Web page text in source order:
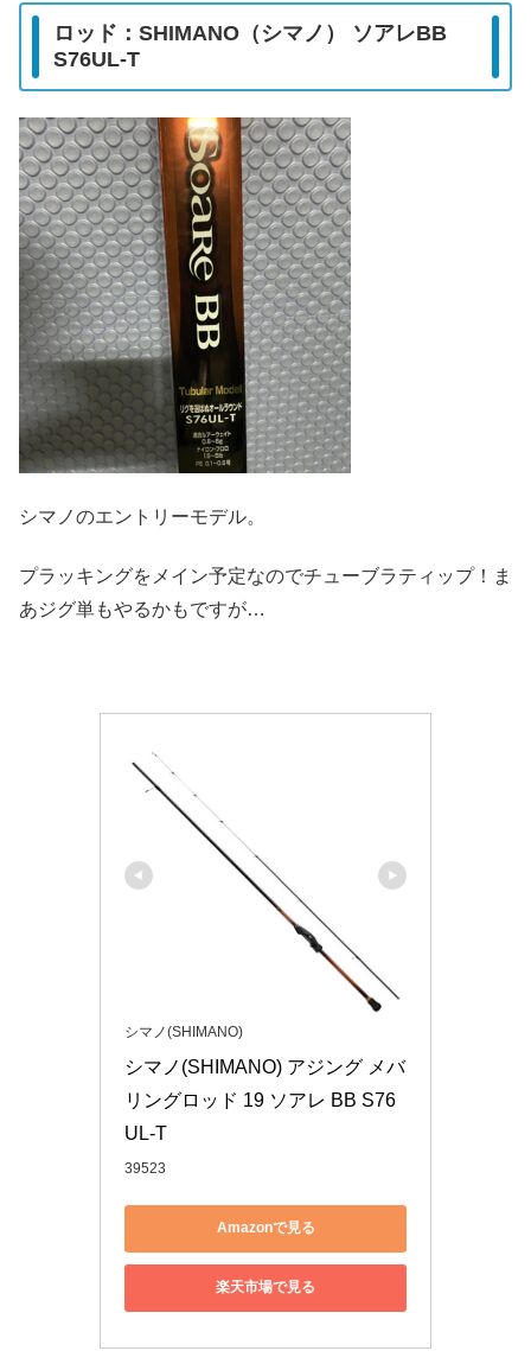
ロッド：SHIMANO（シマノ） ソアレBB
S76UL-T
シマノのエントリーモデル。
プラッキングをメイン予定なのでチューブラティップ！ま
あジグ単もやるかもですが…
シマノ(SHIMANO)
シマノ(SHIMANO) アジング メバ
リングロッド 19 ソアレ BB S76
UL-T
39523
Amazonで見る
楽天市場で見る